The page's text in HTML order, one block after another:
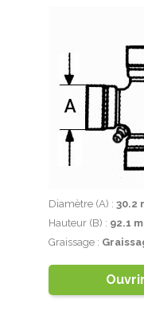
Diamètre (A) : 30.2
Hauteur (B) : 92.1
Graissage :